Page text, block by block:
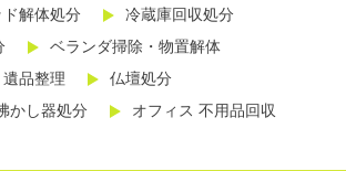
ド解体処分
冷蔵庫回収処分
ベランダ掃除・物置解体
遺品整理
仏壇処分
かし器処分
オフィス 不用品回収